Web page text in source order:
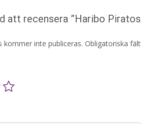
att recensera ”Haribo Piratos
kommer inte publiceras. Obligatoriska fält